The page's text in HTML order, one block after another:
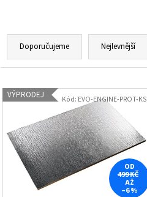
Ř
z
n
p
Doporučujeme Nejlevnější
V
ýVÝPRODEJ
OD
499 KČ
AŽ
–6 %
Kód: EVO-ENGINE-PROT-KS